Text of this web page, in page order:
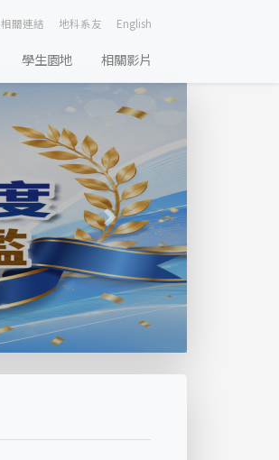
相關連結 地科系友 English
學生園地 相關影片
Next